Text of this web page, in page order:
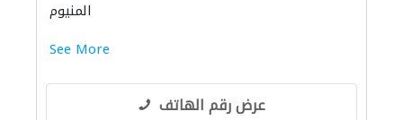
المنيوم
See More
عرض رقم الهاتف